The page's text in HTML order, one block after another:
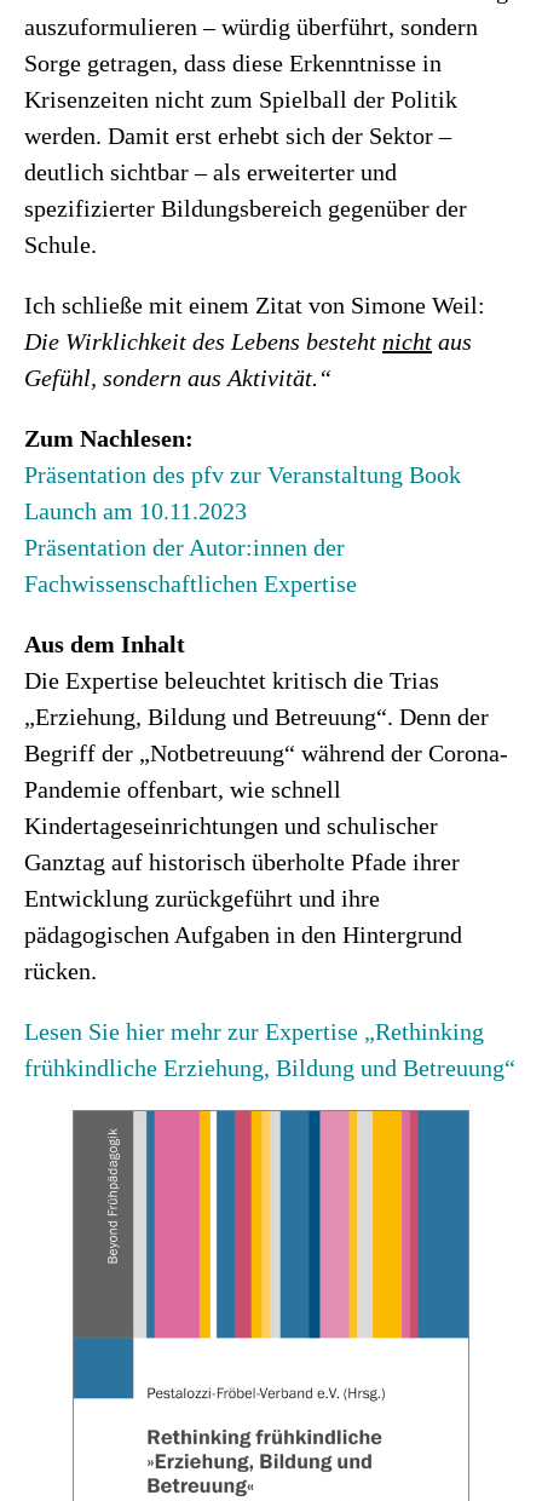
auszuformulieren – würdig überführt, sondern
Sorge getragen, dass diese Erkenntnisse in
Krisenzeiten nicht zum Spielball der Politik
werden. Damit erst erhebt sich der Sektor –
deutlich sichtbar – als erweiterter und
spezifizierter Bildungsbereich gegenüber der
Schule.
Ich schließe mit einem Zitat von Simone Weil:
Die Wirklichkeit des Lebens besteht nicht aus
Gefühl, sondern aus Aktivität.“
Zum Nachlesen:
Präsentation des pfv zur Veranstaltung Book
Launch am 10.11.2023
Präsentation der Autor:innen der
Fachwissenschaftlichen Expertise
Aus dem Inhalt
Die Expertise beleuchtet kritisch die Trias
„Erziehung, Bildung und Betreuung“. Denn der
Begriff der „Notbetreuung“ während der Corona-
Pandemie offenbart, wie schnell
Kindertageseinrichtungen und schulischer
Ganztag auf historisch überholte Pfade ihrer
Entwicklung zurückgeführt und ihre
pädagogischen Aufgaben in den Hintergrund
rücken.
Lesen Sie hier mehr zur Expertise „Rethinking
frühkindliche Erziehung, Bildung und Betreuung“